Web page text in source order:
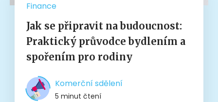
Finance
Jak se připravit na budoucnost:
Praktický průvodce bydlením a
spořením pro rodiny
Komerční sdělení
5 minut čtení